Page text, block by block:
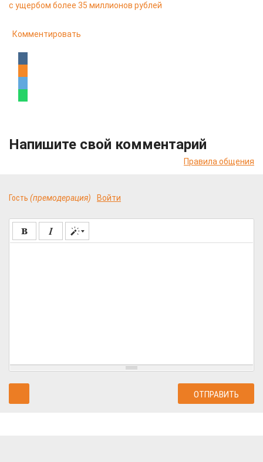
с ущербом более 35 миллионов рублей
Комментировать
Напишите свой комментарий
Правила общения
Гость (премодерация) Войти